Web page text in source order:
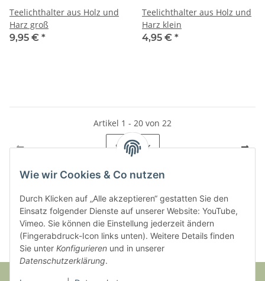
Teelichthalter aus Holz und
Harz groß
9,95 € *
Teelichthalter aus Holz und
Harz klein
4,95 € *
Artikel 1 - 20 von 22
Seite1
Kategorien
Wie wir Cookies & Co nutzen
Durch Klicken auf „Alle akzeptieren“ gestatten Sie den
Einsatz folgender Dienste auf unserer Website: YouTube,
Vimeo. Sie können die Einstellung jederzeit ändern
(Fingerabdruck-Icon links unten). Weitere Details finden
Sie unter Konfigurieren und in unserer
Datenschutzerklärung.